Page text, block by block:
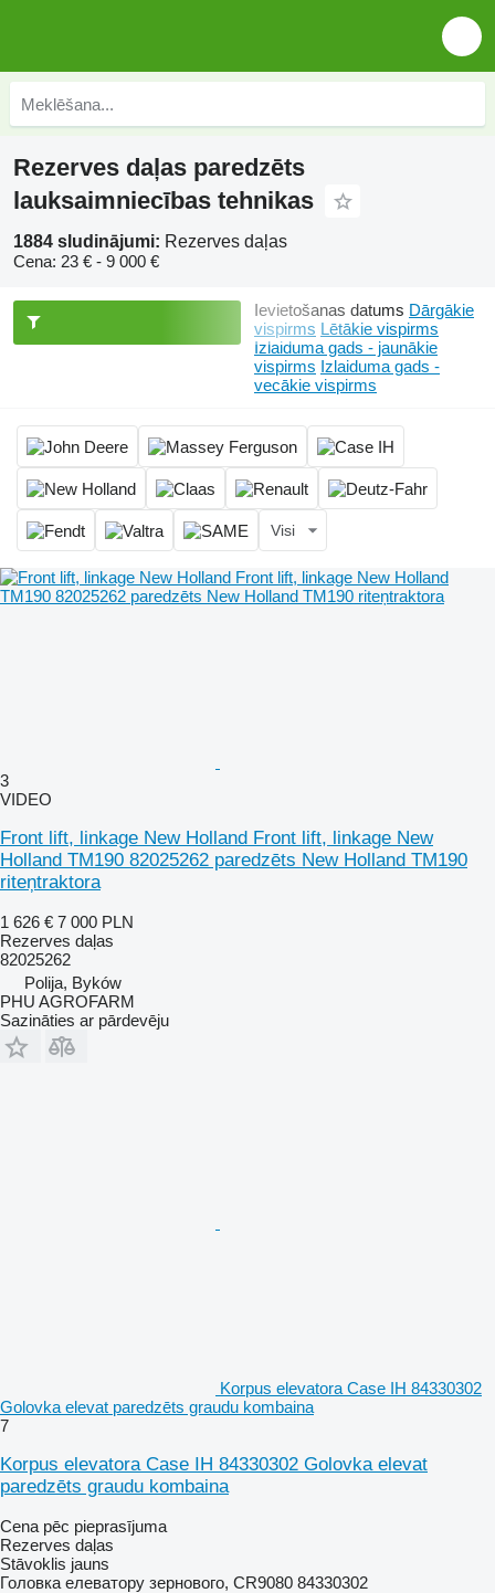
Rezerves daļas paredzēts
lauksaimniecības tehnikas
1884 sludinājumi: Rezerves daļas
Cena: 23 € - 9 000 €
Ievietošanas datums Dārgākie
vispirms Lētākie vispirms
Izlaiduma gads - jaunākie
vispirms Izlaiduma gads -
vecākie vispirms
Visi
3
VIDEO
Front lift, linkage New Holland Front lift, linkage New
Holland TM190 82025262 paredzēts New Holland TM190
riteņtraktora
1 626 € 7 000 PLN
Rezerves daļas
82025262
Polija, Byków
PHU AGROFARM
Sazināties ar pārdevēju
Korpus elevatora Case IH 84330302
Golovka elevat paredzēts graudu kombaina
7
Korpus elevatora Case IH 84330302 Golovka elevat
paredzēts graudu kombaina
Cena pēc pieprasījuma
Rezerves daļas
Stāvoklis jauns
Головка елеватору зернового, CR9080 84330302